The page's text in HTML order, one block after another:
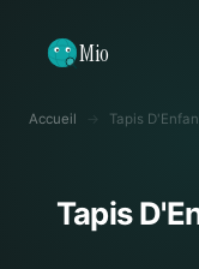
Mio
Accueil → Tapis
Tapis